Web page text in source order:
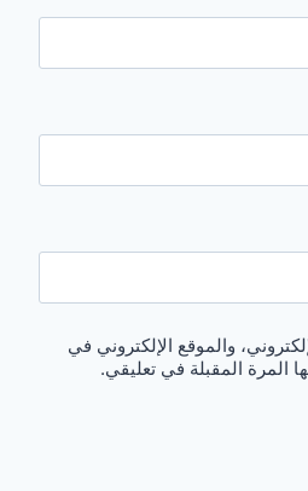
والموقع الإلكتروني في
المرة المقبلة في تعليقي.